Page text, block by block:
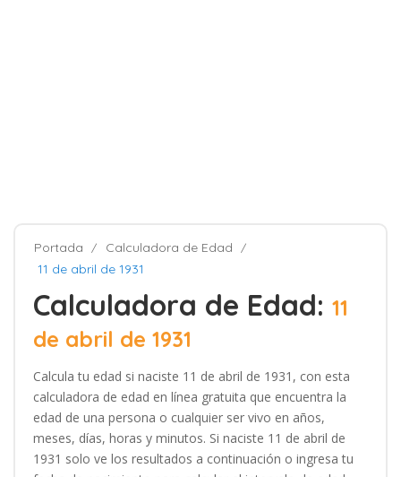
Portada
Calculadora de Edad
11 de abril de 1931
Calculadora de Edad: 11
de abril de 1931
Calcula tu edad si naciste 11 de abril de 1931, con esta
calculadora de edad en línea gratuita que encuentra la
edad de una persona o cualquier ser vivo en años,
meses, días, horas y minutos. Si naciste 11 de abril de
1931 solo ve los resultados a continuación o ingresa tu